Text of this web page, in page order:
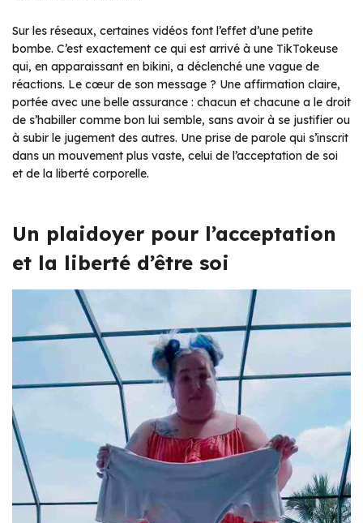
Sur les réseaux, certaines vidéos font l’effet d’une petite
bombe. C’est exactement ce qui est arrivé à une TikTokeuse
qui, en apparaissant en bikini, a déclenché une vague de
réactions. Le cœur de son message ? Une affirmation claire,
portée avec une belle assurance : chacun et chacune a le droit
de s’habiller comme bon lui semble, sans avoir à se justifier ou
à subir le jugement des autres. Une prise de parole qui s’inscrit
dans un mouvement plus vaste, celui de l’acceptation de soi
et de la liberté corporelle.
Un plaidoyer pour l’acceptation
et la liberté d’être soi